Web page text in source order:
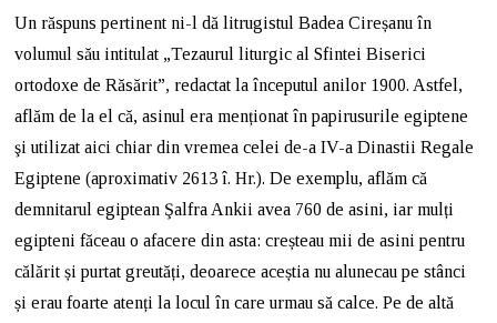
Un răspuns pertinent ni-l dă litrugistul Badea Cireșanu în
volumul său intitulat „Tezaurul liturgic al Sfintei Biserici
ortodoxe de Răsărit”, redactat la începutul anilor 1900. Astfel,
aflăm de la el că, asinul era menționat în papirusurile egiptene
şi utilizat aici chiar din vremea celei de-a IV-a Dinastii Regale
Egiptene (aproximativ 2613 î. Hr.). De exemplu, aflăm că
demnitarul egiptean Şalfra Ankii avea 760 de asini, iar mulți
egipteni făceau o afacere din asta: creșteau mii de asini pentru
călărit și purtat greutăți, deoarece aceștia nu alunecau pe stânci
și erau foarte atenți la locul în care urmau să calce. Pe de altă